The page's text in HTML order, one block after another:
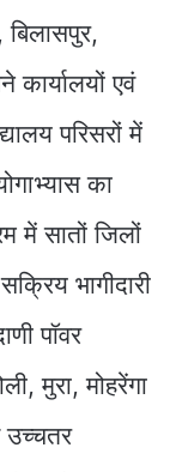
बिलासपुर,
एवं
परिसरों में
का
में सातों जिलों
भागीदारी
पॉवर
मुरा, मोहरेंगा
उच्चतर